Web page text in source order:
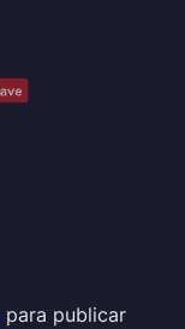
para publicar